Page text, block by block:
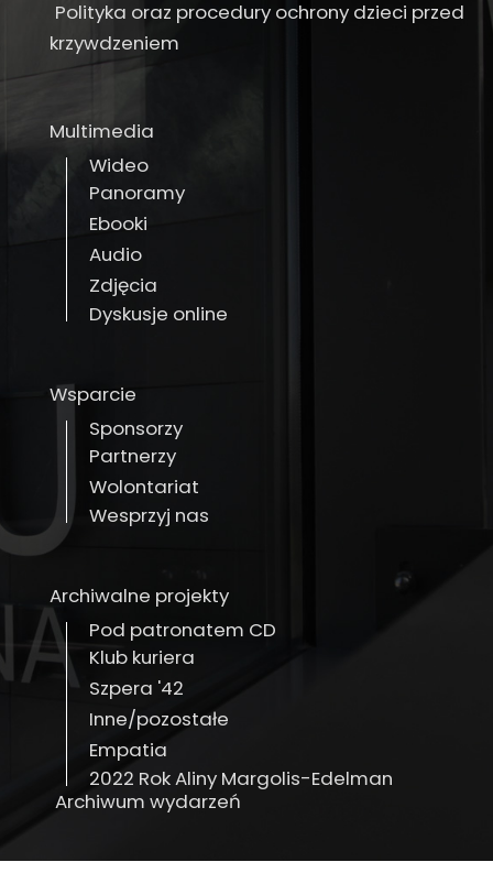
Polityka oraz procedury ochrony dzieci przed
krzywdzeniem
Multimedia
Wideo
Panoramy
Ebooki
Audio
Zdjęcia
Dyskusje online
Wsparcie
Sponsorzy
Partnerzy
Wolontariat
Wesprzyj nas
Archiwalne projekty
Pod patronatem CD
Klub kuriera
Szpera '42
Inne/pozostałe
Empatia
2022 Rok Aliny Margolis-Edelman
Archiwum wydarzeń